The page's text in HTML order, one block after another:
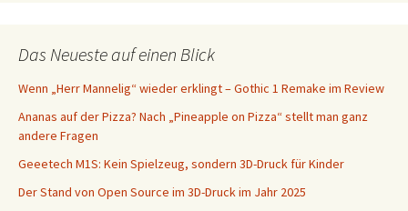
Das Neueste auf einen Blick
Wenn „Herr Mannelig“ wieder erklingt – Gothic 1 Remake im Review
Ananas auf der Pizza? Nach „Pineapple on Pizza“ stellt man ganz
andere Fragen
Geeetech M1S: Kein Spielzeug, sondern 3D-Druck für Kinder
Der Stand von Open Source im 3D-Druck im Jahr 2025